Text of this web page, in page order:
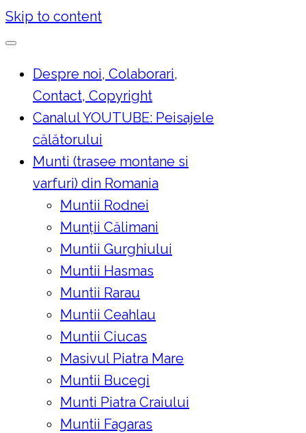
Skip to content
Despre noi, Colaborari,
Contact, Copyright
Canalul YOUTUBE: Peisajele
călătorului
Munti (trasee montane si
varfuri) din Romania
Muntii Rodnei
Munţii Călimani
Muntii Gurghiului
Muntii Hasmas
Muntii Rarau
Muntii Ceahlau
Muntii Ciucas
Masivul Piatra Mare
Muntii Bucegi
Munti Piatra Craiului
Muntii Fagaras